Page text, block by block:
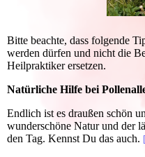
Bitte beachte, dass folgende
werden dürfen und nicht die
Heilpraktiker ersetzen.
Natürliche Hilfe bei
Endlich ist es draußen schön
wunderschöne Natur und der
den Tag. Kennst Du das auch.